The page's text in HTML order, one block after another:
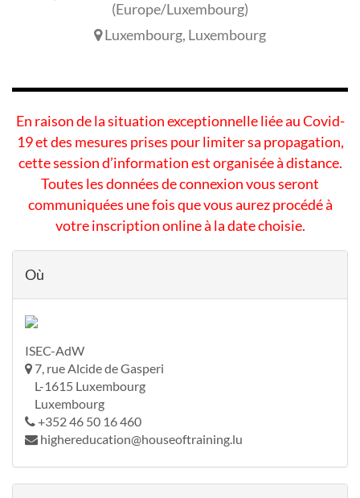
(Europe/Luxembourg)
Luxembourg, Luxembourg
En raison de la situation exceptionnelle liée au Covid-
19 et des mesures prises pour limiter sa propagation,
cette session d’information est organisée à distance.
Toutes les données de connexion vous seront
communiquées une fois que vous aurez procédé à
votre inscription online à la date choisie.
Où
ISEC-AdW
7, rue Alcide de Gasperi
L-1615 Luxembourg
Luxembourg
+352 46 50 16 460
highereducation@houseoftraining.lu